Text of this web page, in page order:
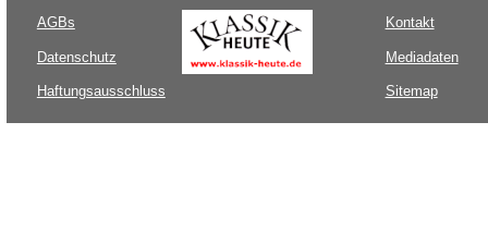
AGBs
Datenschutz
Haftungsausschluss
Kontakt
Mediadaten
Sitemap